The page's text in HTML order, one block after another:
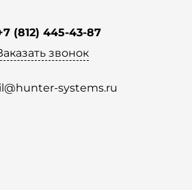
(812) 445-43-87
звонок
systems.ru